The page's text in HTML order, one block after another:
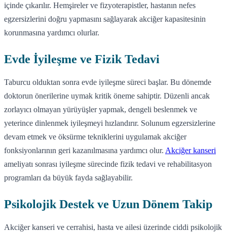
içinde çıkarılır. Hemşireler ve fizyoterapistler, hastanın nefes
egzersizlerini doğru yapmasını sağlayarak akciğer kapasitesinin
korunmasına yardımcı olurlar.
Evde İyileşme ve Fizik Tedavi
Taburcu olduktan sonra evde iyileşme süreci başlar. Bu dönemde
doktorun önerilerine uymak kritik öneme sahiptir. Düzenli ancak
zorlayıcı olmayan yürüyüşler yapmak, dengeli beslenmek ve
yeterince dinlenmek iyileşmeyi hızlandırır. Solunum egzersizlerine
devam etmek ve öksürme tekniklerini uygulamak akciğer
fonksiyonlarının geri kazanılmasına yardımcı olur. Akciğer kanseri
ameliyatı sonrası iyileşme sürecinde fizik tedavi ve rehabilitasyon
programları da büyük fayda sağlayabilir.
Psikolojik Destek ve Uzun Dönem Takip
Akciğer kanseri ve cerrahisi, hasta ve ailesi üzerinde ciddi psikolojik